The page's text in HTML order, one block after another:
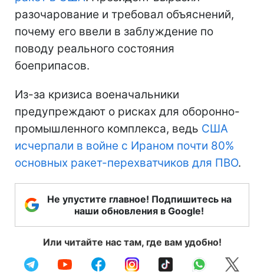
разочарование и требовал объяснений,
почему его ввели в заблуждение по
поводу реального состояния
боеприпасов.
Из-за кризиса военачальники
предупреждают о рисках для оборонно-
промышленного комплекса, ведь США
исчерпали в войне с Ираном почти 80%
основных ракет-перехватчиков для ПВО.
Не упустите главное! Подпишитесь на
наши обновления в Google!
Или читайте нас там, где вам удобно!